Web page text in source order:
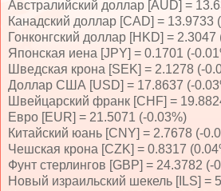
Австралийский доллар [AUD] =
Канадский доллар [CAD] = 13.9733
Гонконгский доллар [HKD] = 2.3047
Японская иена [JPY] = 0.1701 (-
Шведская крона [SEK] = 2.1278 (-
Доллар США [USD] = 17.8637 (-
Швейцарский франк [CHF] =
Евро [EUR] = 21.5071 (-0.03%)
Китайский юань [CNY] = 2.7678 (-
Чешская крона [CZK] = 0.8317
Фунт стерлингов [GBP] = 24.3782 (-
Новый израильский шекель [ILS] =